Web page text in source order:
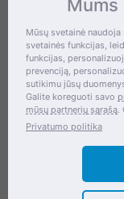
Kontaktai
Šventupės g.
+370 (672) 27
MB
Įmonės kodas:
Mums
Mūsų svetainė
svetainės funkcijas,
funkcijas,
prevenciją,
sutikimu jūsų
Galite koreguoti savo
mūsų partnerių sąrašą.
Privatumo politika